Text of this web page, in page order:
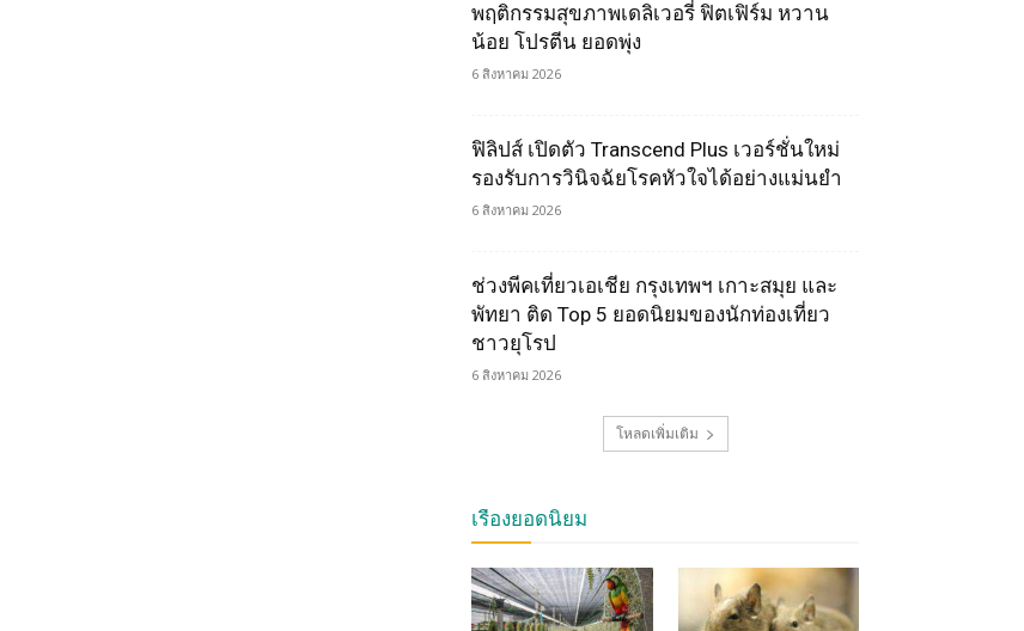
พฤติกรรมสุขภาพเดลิเวอรี่ ฟิตเฟิร์ม หวาน
น้อย โปรตีน ยอดพุ่ง
6 สิงหาคม 2026
ฟิลิปส์ เปิดตัว Transcend Plus เวอร์ชั่นใหม่
รองรับการวินิจฉัยโรคหัวใจได้อย่างแม่นยำ
6 สิงหาคม 2026
ช่วงพีคเที่ยวเอเชีย กรุงเทพฯ เกาะสมุย และ
พัทยา ติด Top 5 ยอดนิยมของนักท่องเที่ยว
ชาวยุโรป
6 สิงหาคม 2026
โหลดเพิ่มเติม
เรื่องยอดนิยม